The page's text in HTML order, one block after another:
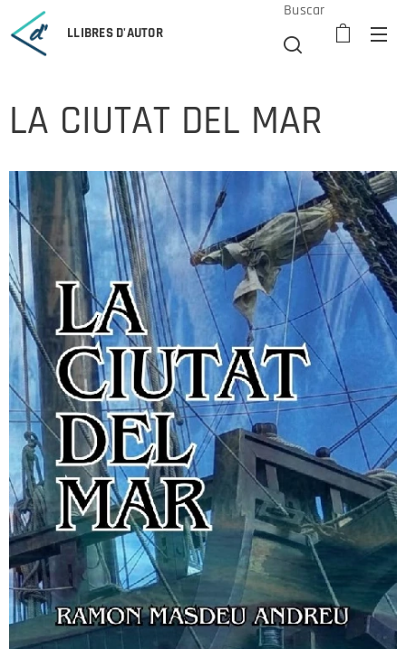
LLIBRES D'AUTOR
Buscar
LA CIUTAT DEL MAR